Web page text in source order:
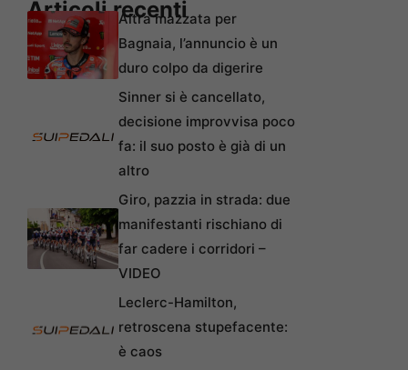
Articoli recenti
Altra mazzata per
Bagnaia, l’annuncio è un
duro colpo da digerire
Sinner si è cancellato,
decisione improvvisa poco
fa: il suo posto è già di un
altro
Giro, pazzia in strada: due
manifestanti rischiano di
far cadere i corridori –
VIDEO
Leclerc-Hamilton,
retroscena stupefacente:
è caos